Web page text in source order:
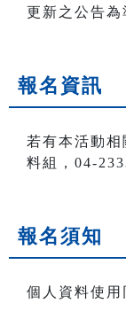
更新之公告為
報名資訊
若有本活動
料組，04-
報名須知
個人資料使用